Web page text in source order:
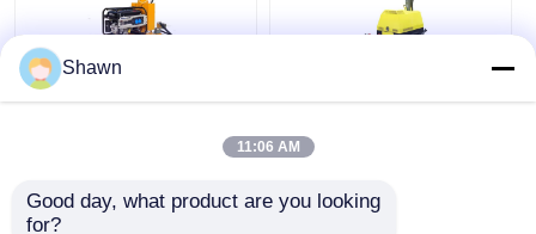
Vehículo de
tipo faro de 5m
Mejor precio
con generador diésel
de 5KW y torre de luz
Mejor precio
Shawn
11:06 AM
Good day, what product are you looking
for?